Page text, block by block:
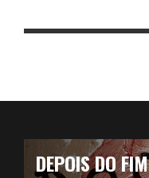
DEPOIS DO FIM